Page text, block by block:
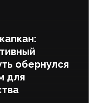
обернулся
для